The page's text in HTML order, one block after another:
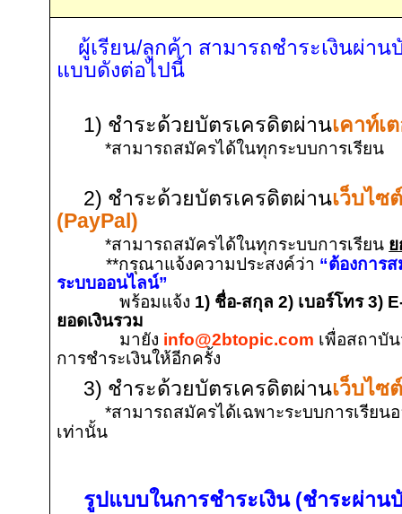
ผู้เรียน/ลูกค้า สามารถชำระเงินผ่าน
แบบดังต่อไปนี้
1) ชำระด้วยบัตรเครดิตผ่านเคาท์เ
*สามารถสมัครได้ในทุกระบบการเรียน
2) ชำระด้วยบัตรเครดิตผ่านเว็บไซ
(PayPal)
*สามารถสมัครได้ในทุกระบบการเรียน
**กรุณาแจ้งความประสงค์ว่า “ต้องการ
ระบบออนไลน์”
พร้อมแจ้ง 1) ชื่อ-สกุล2) เบอร์โทร3)
ยอดเงินรวม
มายัง info@2btopic.com เพื่อสถาบั
การชำระเงินให้อีกครั้ง
3) ชำระด้วยบัตรเครดิตผ่านเว็บไซ
*สามารถสมัครได้เฉพาะระบบการเรียน
เท่านั้น
รูปแบบในการชำระเงิน (ชำระผ่าน